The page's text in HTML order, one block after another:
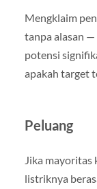
Mengklaim
tanpa alasan —
potensi
apakah target
Peluang
Jika mayoritas
listriknya